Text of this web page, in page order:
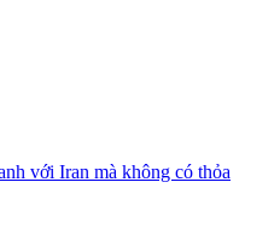
với Iran mà không có thỏa